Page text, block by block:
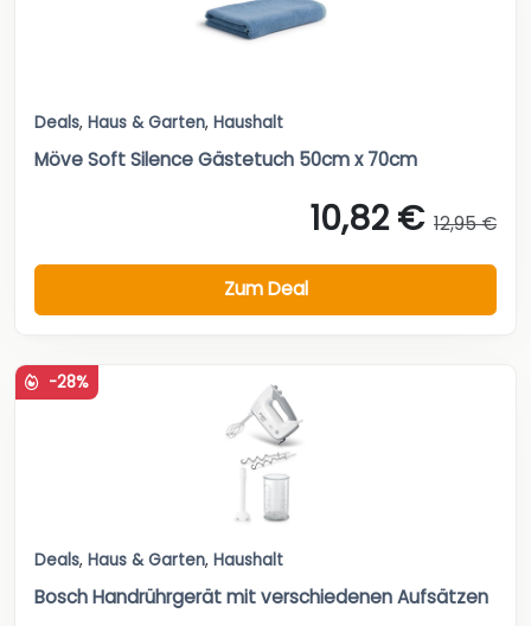
Deals, Haus & Garten, Haushalt
Möve Soft Silence Gästetuch 50cm x 70cm
10,82 € 12,95 €
Zum Deal
-28%
Deals, Haus & Garten, Haushalt
Bosch Handrührgerät mit verschiedenen Aufsätzen